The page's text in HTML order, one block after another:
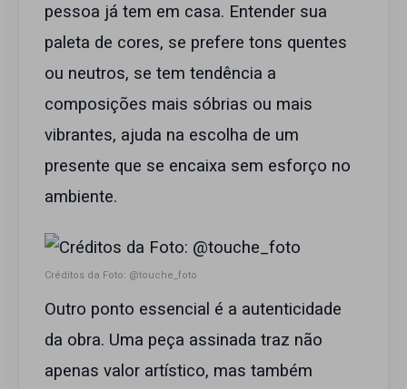
pessoa já tem em casa. Entender sua
paleta de cores, se prefere tons quentes
ou neutros, se tem tendência a
composições mais sóbrias ou mais
vibrantes, ajuda na escolha de um
presente que se encaixa sem esforço no
ambiente.
Créditos da Foto: @touche_foto
Outro ponto essencial é a autenticidade
da obra. Uma peça assinada traz não
apenas valor artístico, mas também